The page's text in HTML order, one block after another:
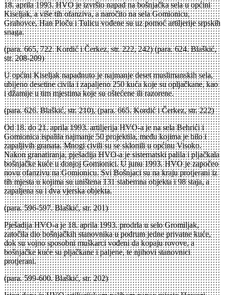
18. aprila 1993. HVO je izvršio napad na bošnjačka sela u općini
Kiseljak, a više tih ofanziva, a naročito na sela Gomionicu,
Grahovce, Han Ploču i Tulicu vođene su uz pomoć artiljerije srpskih
snaga.
(para. 665, 722. Kordić i Čerkez, str. 222, 242) (para. 624. Blaškić,
str. 208-209)
U općini Kiseljak napadnuto je najmanje deset muslimanskih sela,
ubijeno desetine civila i zapaljeno 250 kuća koje su opljačkane, kao
i džamije u tim mjestima koje su oštećene ili razorene.
(para. 626. Blaškić, str. 210), (para. 665. Kordić i Čerkez, str. 222)
Od 18. do 21. aprila 1993. artiljerija HVO-a je na sela Behrići i
Gomionica ispalila najmanje 50 projektila, među kojima je bilo i
zapaljivih granata. Mnogi civili su se sklonili u općinu Visoko.
Nakon granatiranja, pješadija HVO-a je sistematski palila i pljačkala
bošnjačke kuće u donjoj Gomionici. U junu 1993. HVO je započeo
novu ofanzivu na Gomionicu. Svi Bošnjaci su na kraju protjerani iz
tih mjesta u kojima su uništena 131 stabemna objekta i 98 staja, a
zapaljena su i dva vjerska objekta.
(para. 596-597. Blaškić, str. 201)
Pješadija HVO-a je 18. aprila 1993. prodrla u selo Gromiljak,
zatočila dio bošnjačkih stanovnika u podrum jedne privatne kuće,
dok su vojno sposobni muškarci vođeni da kopaju rovove, a
bošnjačke kuće su pljačkane i paljene, te njihovi stanovnici
protjerani.
(para. 599-600. Blaškić, str. 202)